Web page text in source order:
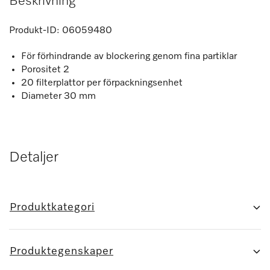
Produkt-ID: 06059480
För förhindrande av blockering genom fina partiklar
Porositet 2
20 filterplattor per förpackningsenhet
Diameter 30 mm
Detaljer
Produktkategori
Produktegenskaper